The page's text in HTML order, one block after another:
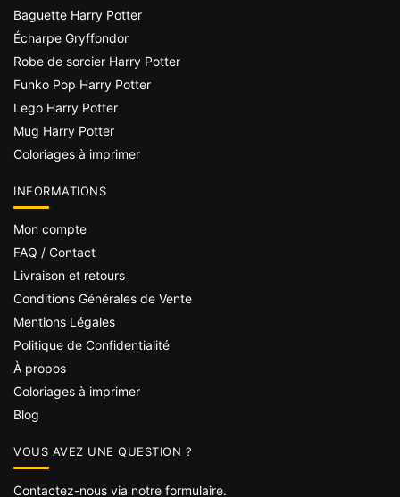
Baguette Harry Potter
Écharpe Gryffondor
Robe de sorcier Harry Potter
Funko Pop Harry Potter
Lego Harry Potter
Mug Harry Potter
Coloriages à imprimer
INFORMATIONS
Mon compte
FAQ / Contact
Livraison et retours
Conditions Générales de Vente
Mentions Légales
Politique de Confidentialité
À propos
Coloriages à imprimer
Blog
VOUS AVEZ UNE QUESTION ?
Contactez-nous via notre formulaire.